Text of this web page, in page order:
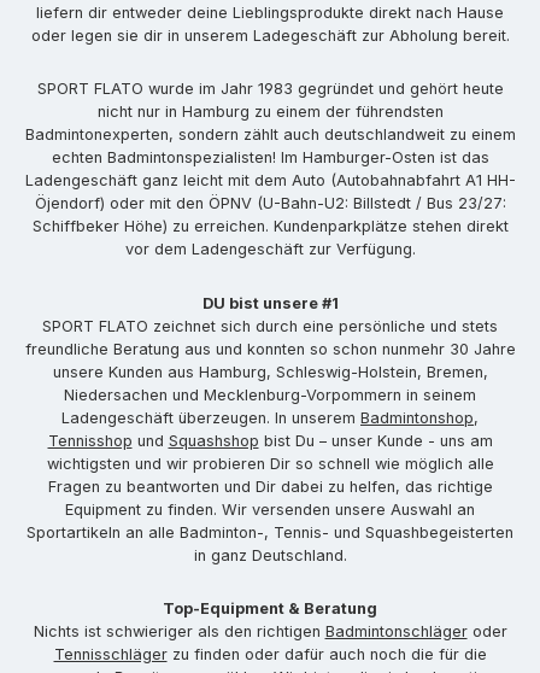
liefern dir entweder deine Lieblingsprodukte direkt nach Hause
oder legen sie dir in unserem Ladegeschäft zur Abholung bereit.
SPORT FLATO wurde im Jahr 1983 gegründet und gehört heute
nicht nur in Hamburg zu einem der führendsten
Badmintonexperten, sondern zählt auch deutschlandweit zu einem
echten Badmintonspezialisten! Im Hamburger-Osten ist das
Ladengeschäft ganz leicht mit dem Auto (Autobahnabfahrt A1 HH-
Öjendorf) oder mit den ÖPNV (U-Bahn-U2: Billstedt / Bus 23/27:
Schiffbeker Höhe) zu erreichen. Kundenparkplätze stehen direkt
vor dem Ladengeschäft zur Verfügung.
DU bist unsere #1
SPORT FLATO zeichnet sich durch eine persönliche und stets
freundliche Beratung aus und konnten so schon nunmehr 30 Jahre
unsere Kunden aus Hamburg, Schleswig-Holstein, Bremen,
Niedersachen und Mecklenburg-Vorpommern in seinem
Ladengeschäft überzeugen. In unserem Badmintonshop,
Tennisshop und Squashshop bist Du – unser Kunde - uns am
wichtigsten und wir probieren Dir so schnell wie möglich alle
Fragen zu beantworten und Dir dabei zu helfen, das richtige
Equipment zu finden. Wir versenden unsere Auswahl an
Sportartikeln an alle Badminton-, Tennis- und Squashbegeisterten
in ganz Deutschland.
Top-Equipment & Beratung
Nichts ist schwieriger als den richtigen Badmintonschlägeroder
Tennisschlägerzu finden oder dafür auch noch die für die